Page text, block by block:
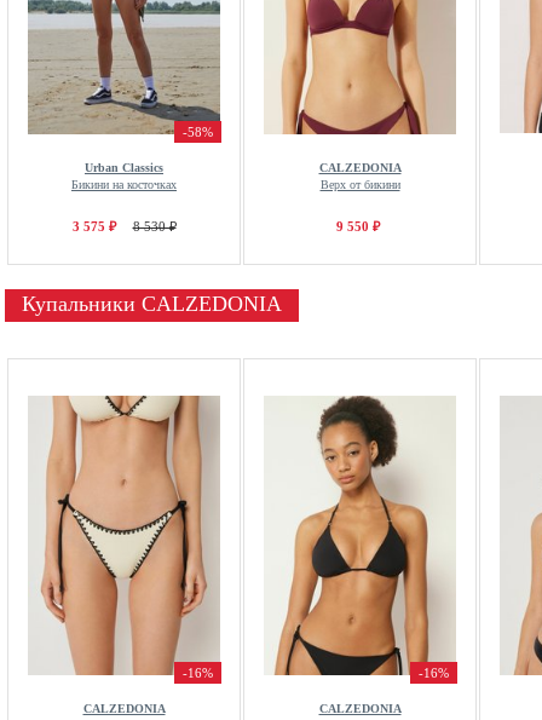
-58%
Urban Classics
Бикини на косточках
3 575 ₽ 8 530 ₽
CALZEDONIA
Верх от бикини
9 550 ₽
Купальники CALZEDONIA
-16%
CALZEDONIA
-16%
CALZEDONIA